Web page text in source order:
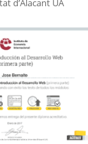
d’Alacant UA